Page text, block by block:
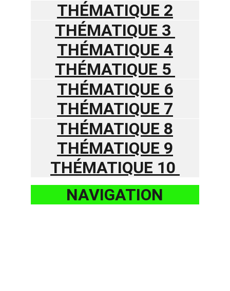
THÉMATIQUE 1
THÉMATIQUE 2
THÉMATIQUE 3
THÉMATIQUE 4
THÉMATIQUE 5
THÉMATIQUE 6
THÉMATIQUE 7
THÉMATIQUE 8
THÉMATIQUE 9
THÉMATIQUE 10
NAVIGATION